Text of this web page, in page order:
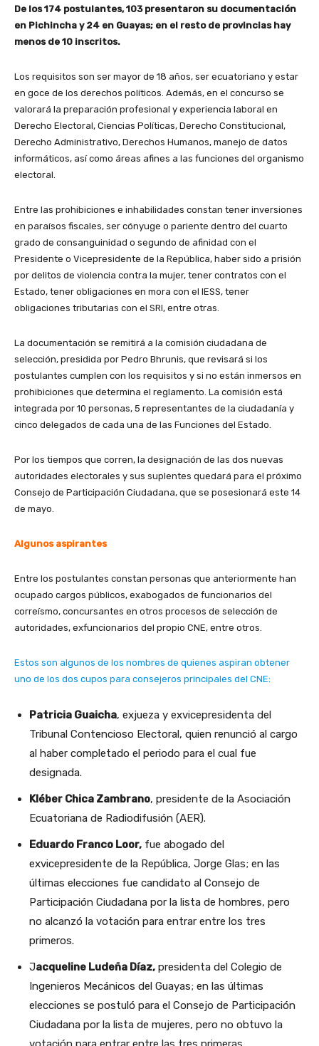
De los 174 postulantes, 103 presentaron su documentación
en Pichincha y 24 en Guayas; en el resto de provincias hay
menos de 10 inscritos.
Los requisitos son ser mayor de 18 años, ser ecuatoriano y estar
en goce de los derechos políticos. Además, en el concurso se
valorará la preparación profesional y experiencia laboral en
Derecho Electoral, Ciencias Políticas, Derecho Constitucional,
Derecho Administrativo, Derechos Humanos, manejo de datos
informáticos, así como áreas afines a las funciones del organismo
electoral.
Entre las prohibiciones e inhabilidades constan tener inversiones
en paraísos fiscales, ser cónyuge o pariente dentro del cuarto
grado de consanguinidad o segundo de afinidad con el
Presidente o Vicepresidente de la República, haber sido a prisión
por delitos de violencia contra la mujer, tener contratos con el
Estado, tener obligaciones en mora con el IESS, tener
obligaciones tributarias con el SRI, entre otras.
La documentación se remitirá a la comisión ciudadana de
selección, presidida por Pedro Bhrunis, que revisará si los
postulantes cumplen con los requisitos y si no están inmersos en
prohibiciones que determina el reglamento. La comisión está
integrada por 10 personas, 5 representantes de la ciudadanía y
cinco delegados de cada una de las Funciones del Estado.
Por los tiempos que corren, la designación de las dos nuevas
autoridades electorales y sus suplentes quedará para el próximo
Consejo de Participación Ciudadana, que se posesionará este 14
de mayo.
Algunos aspirantes
Entre los postulantes constan personas que anteriormente han
ocupado cargos públicos, exabogados de funcionarios del
correísmo, concursantes en otros procesos de selección de
autoridades, exfuncionarios del propio CNE, entre otros.
Estos son algunos de los nombres de quienes aspiran obtener
uno de los dos cupos para consejeros principales del CNE:
Patricia Guaicha, exjueza y exvicepresidenta del
Tribunal Contencioso Electoral, quien renunció al cargo
al haber completado el periodo para el cual fue
designada.
Kléber Chica Zambrano, presidente de la Asociación
Ecuatoriana de Radiodifusión (AER).
Eduardo Franco Loor, fue abogado del
exvicepresidente de la República, Jorge Glas; en las
últimas elecciones fue candidato al Consejo de
Participación Ciudadana por la lista de hombres, pero
no alcanzó la votación para entrar entre los tres
primeros.
Jacqueline Ludeña Díaz, presidenta del Colegio de
Ingenieros Mecánicos del Guayas; en las últimas
elecciones se postuló para el Consejo de Participación
Ciudadana por la lista de mujeres, pero no obtuvo la